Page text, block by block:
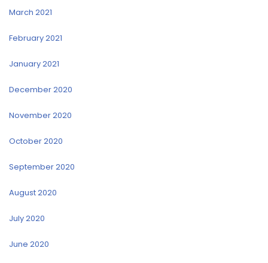
March 2021
February 2021
January 2021
December 2020
November 2020
October 2020
September 2020
August 2020
July 2020
June 2020